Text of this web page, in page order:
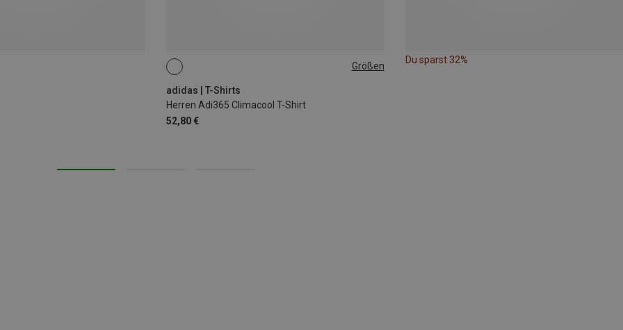
Größen
adidas | T-Shirts
Herren Adi365 Climacool T-Shirt
52,80 €
S
Du sparst 32%